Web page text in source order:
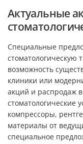
Актуальные
Специальные
стоматологическую
возможность
клиники или
акций и распродаж
стоматологические
компрессоры,
материалы от
специальное